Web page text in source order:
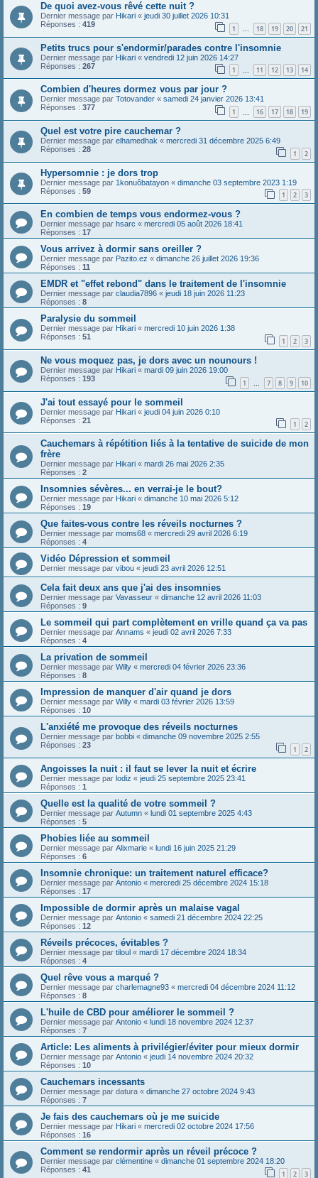
De quoi avez-vous rêvé cette nuit ?
Dernier message par Hikari « jeudi 30 juillet 2026 10:31
Réponses : 419 1 … 18 19 20 21
Petits trucs pour s'endormir/parades contre l'insomnie
Dernier message par Hikari « vendredi 12 juin 2026 14:27
Réponses : 267 1 11 12 13 14
Combien d'heures dormez vous par jour ?
Dernier message par Totovander « samedi 24 janvier 2026 13:41
Réponses : 377 1 16 17 18 19
Quel est votre pire cauchemar ?
Dernier message par elhamedhak « mercredi 31 décembre 2025 6:49
Réponses : 28 1 2
Hypersomnie : je dors trop
Dernier message par 1konuôbatayon « dimanche 03 septembre 2023 1:19
Réponses : 59 1 2 3
En combien de temps vous endormez-vous ?
Dernier message par hsarc « mercredi 05 août 2026 18:41
Réponses : 17
Vous arrivez à dormir sans oreiller ?
Dernier message par Pazito.ez « dimanche 26 juillet 2026 19:36
Réponses : 11
EMDR et "effet rebond" dans le traitement de l'insomnie
Dernier message par claudia7896 « jeudi 18 juin 2026 11:23
Réponses : 8
Paralysie du sommeil
Dernier message par Hikari « mercredi 10 juin 2026 1:38
Réponses : 51 1 2 3
Ne vous moquez pas, je dors avec un nounours !
Dernier message par Hikari « mardi 09 juin 2026 19:00
Réponses : 193 1 … 7 8 9 10
J'ai tout essayé pour le sommeil
Dernier message par Hikari « jeudi 04 juin 2026 0:10
Réponses : 21 1 2
Cauchemars à répétition liés à la tentative de suicide de mon
frère
Dernier message par Hikari « mardi 26 mai 2026 2:35
Réponses : 2
Insomnies sévères... en verrai-je le bout?
Dernier message par Hikari « dimanche 10 mai 2026 5:12
Réponses : 19
Que faites-vous contre les réveils nocturnes ?
Dernier message par moms68 « mercredi 29 avril 2026 6:19
Réponses : 4
Vidéo Dépression et sommeil
Dernier message par vibou « jeudi 23 avril 2026 12:51
Cela fait deux ans que j'ai des insomnies
Dernier message par Vavasseur « dimanche 12 avril 2026 11:03
Réponses : 9
Le sommeil qui part complètement en vrille quand ça va pas
Dernier message par Annams « jeudi 02 avril 2026 7:33
Réponses : 4
La privation de sommeil
Dernier message par Willy « mercredi 04 février 2026 23:36
Réponses : 8
Impression de manquer d'air quand je dors
Dernier message par Willy « mardi 03 février 2026 13:59
Réponses : 10
L'anxiété me provoque des réveils nocturnes
Dernier message par bobbi « dimanche 09 novembre 2025 2:55
Réponses : 23 1 2
Angoisses la nuit : il faut se lever la nuit et écrire
Dernier message par lodiz « jeudi 25 septembre 2025 23:41
Réponses : 1
Quelle est la qualité de votre sommeil ?
Dernier message par Autumn « lundi 01 septembre 2025 4:43
Réponses : 5
Phobies liée au sommeil
Dernier message par Alixmarie « lundi 16 juin 2025 21:29
Réponses : 6
Insomnie chronique: un traitement naturel efficace?
Dernier message par Antonio « mercredi 25 décembre 2024 15:18
Réponses : 17
Impossible de dormir après un malaise vagal
Dernier message par Antonio « samedi 21 décembre 2024 22:25
Réponses : 12
Réveils précoces, évitables ?
Dernier message par tiloul « mardi 17 décembre 2024 18:34
Réponses : 4
Quel rêve vous a marqué ?
Dernier message par charlemagne93 « mercredi 04 décembre 2024 11:12
Réponses : 8
L'huile de CBD pour améliorer le sommeil ?
Dernier message par Antonio « lundi 18 novembre 2024 12:37
Réponses : 7
Article: Les aliments à privilégier/éviter pour mieux dormir
Dernier message par Antonio « jeudi 14 novembre 2024 20:32
Réponses : 10
Cauchemars incessants
Dernier message par datura « dimanche 27 octobre 2024 9:43
Réponses : 7
Je fais des cauchemars où je me suicide
Dernier message par Hikari « mercredi 02 octobre 2024 17:56
Réponses : 16
Comment se rendormir après un réveil précoce ?
Dernier message par clémentine « dimanche 01 septembre 2024 18:20
Réponses : 41 1 2 3